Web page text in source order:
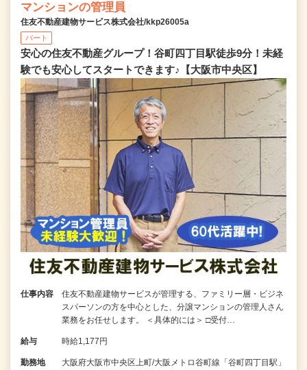
マンションの管理員
住友不動産建物サービス株式会社/kkp26005a
パート
安心の住友不動産グループ！谷町四丁目駅徒歩9分！未経
験でも安心してスタートできます♪【大阪市中央区】
仕事内容
住友不動産建物サービスが管理する、ファミリー層・ビジネ
スパーソンの方を中心とした、分譲マンションの管理人さん
業務をお任せします。 ＜具体的には＞ □受付…
給与 時給1,177円
勤務地
大阪府大阪市中央区上町/大阪メトロ谷町線「谷町四丁目駅」